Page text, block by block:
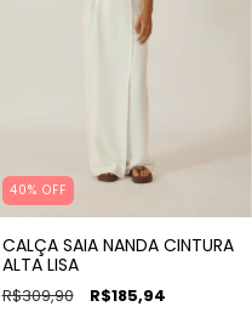
40% OFF
CALÇA SAIA NANDA CINTURA
ALTA LISA
R$309,90 R$185,94